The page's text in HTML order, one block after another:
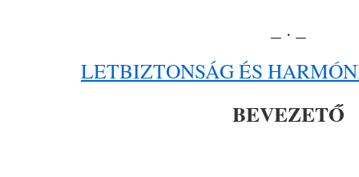
_ . _
LETBIZTONSÁG ÉS
BEVEZETŐ